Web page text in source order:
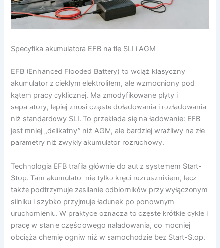
Specyfika akumulatora EFB na tle SLI i AGM
EFB (Enhanced Flooded Battery) to wciąż klasyczny
akumulator z ciekłym elektrolitem, ale wzmocniony pod
kątem pracy cyklicznej. Ma zmodyfikowane płyty i
separatory, lepiej znosi częste doładowania i rozładowania
niż standardowy SLI. To przekłada się na ładowanie: EFB
jest mniej „delikatny” niż AGM, ale bardziej wrażliwy na złe
parametry niż zwykły akumulator rozruchowy.
Technologia EFB trafiła głównie do aut z systemem Start-
Stop. Tam akumulator nie tylko kręci rozrusznikiem, lecz
także podtrzymuje zasilanie odbiorników przy wyłączonym
silniku i szybko przyjmuje ładunek po ponownym
uruchomieniu. W praktyce oznacza to częste krótkie cykle i
pracę w stanie częściowego naładowania, co mocniej
obciąża chemię ogniw niż w samochodzie bez Start-Stop.